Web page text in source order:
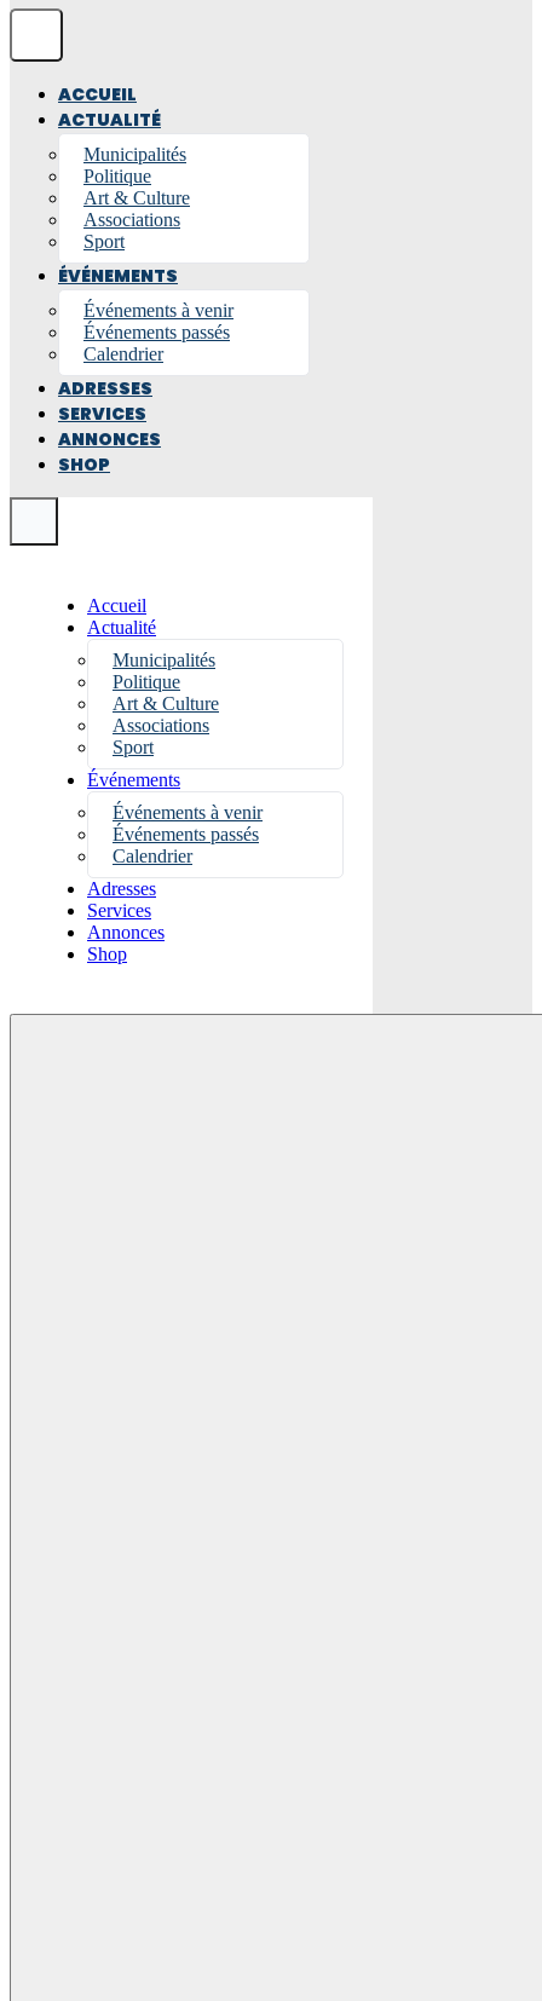
ACCUEIL
ACTUALITÉ
Municipalités
Politique
Art & Culture
Associations
Sport
ÉVÉNEMENTS
Événements à venir
Événements passés
Calendrier
ADRESSES
SERVICES
ANNONCES
SHOP
Accueil
Actualité
Municipalités
Politique
Art & Culture
Associations
Sport
Événements
Événements à venir
Événements passés
Calendrier
Adresses
Services
Annonces
Shop